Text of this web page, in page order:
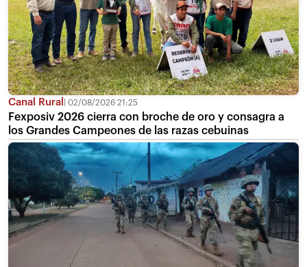
Canal Rural 02/08/2026 21:25
Fexposiv 2026 cierra con broche de oro y consagra a
los Grandes Campeones de las razas cebuinas